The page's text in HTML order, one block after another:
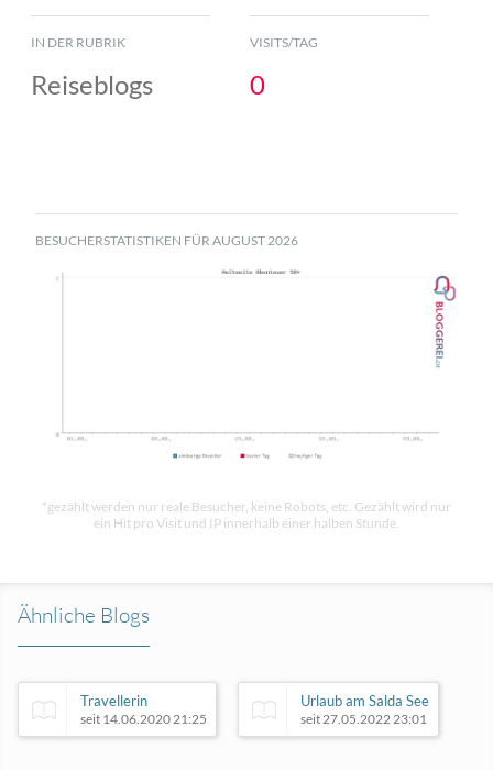
IN DER RUBRIK
Reiseblogs
VISITS/TAG
0
BESUCHERSTATISTIKEN FÜR AUGUST 2026
*gezählt werden nur reale Besucher, keine Robots, etc. Gezählt wird nur
ein Hit pro Visit und IP innerhalb einer halben Stunde.
Ähnliche Blogs
Travellerin
seit 14.06.2020 21:25
Urlaub am Salda See
seit 27.05.2022 23:01